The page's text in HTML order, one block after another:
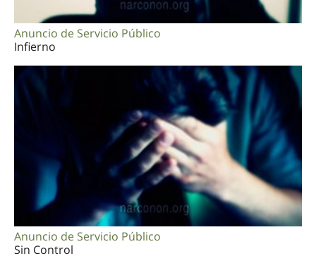
Anuncio de Servicio Público
Infierno
Anuncio de Servicio Público
Sin Control